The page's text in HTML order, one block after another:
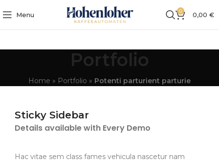
Menu 0 0,00 €
Portfolio
Home » Portfolio » Potenti parturient parturie
Sticky Sidebar
Details available with Every Demo
Hac vitae sem class fames vehicula nascetur nam